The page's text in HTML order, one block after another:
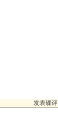
发表碟评